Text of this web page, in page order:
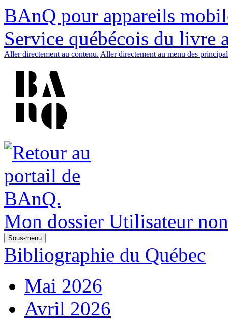
BAnQ pour appareils
Service québécois du livre
Aller directement au contenu. Aller directement au menu des
Mon dossier Utilisateur
Sous-menu
Bibliographie du Québec
Mai 2026
Avril 2026